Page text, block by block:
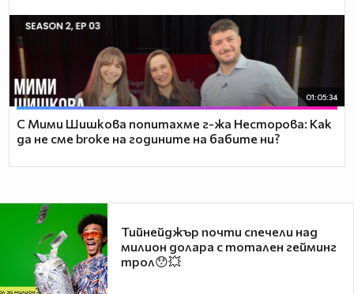
01:05:34
С Мими Шишкова попитахме г-жа Несторова: Как
да не сме broke на годините на бабите ни?
Тийнейджър почти спечели над
милион долара с тотален гейминг
трол😯💥